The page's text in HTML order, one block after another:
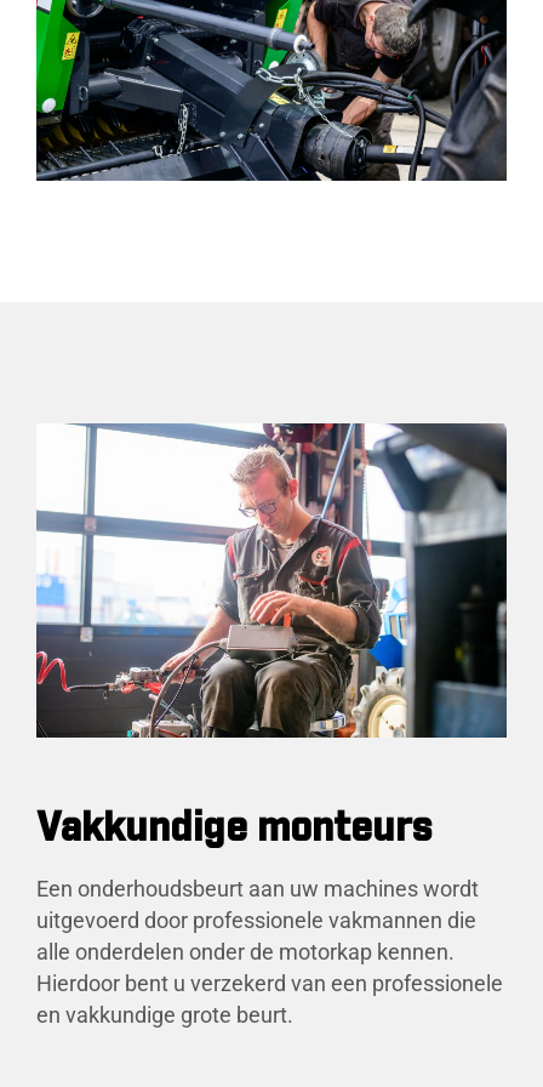
Vakkundige monteurs
Een onderhoudsbeurt aan uw machines wordt
uitgevoerd door professionele vakmannen die
alle onderdelen onder de motorkap kennen.
Hierdoor bent u verzekerd van een professionele
en vakkundige grote beurt.